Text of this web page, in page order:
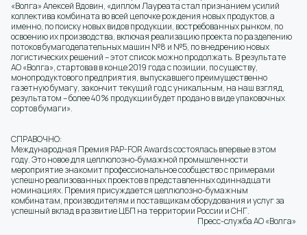
«Волга» Алексей Вдовин, «диплом Лауреата стал признанием усилий
коллектива комбината во всей цепочке рождения новых продуктов, а
именно, по поиску новых видов продукции, востребованных рынком, по
освоению их производства, включая реализацию проекта по разделению
потоков бумагоделательных машин №8 и №5, по внедрению новых
логистических решений – этот список можно продолжать. В результате
АО «Волга», стартовав в конце 2019 года с позиции, по существу,
монопродуктового предприятия, выпускавшего преимущественно
газетную бумагу, закончит текущий год с уникальным, на наш взгляд,
результатом – более 40% продукции будет продано в виде упаковочных
сортов бумаги».
СПРАВОЧНО:
Международная Премия PAP-FOR Awards состоялась впервые в этом
году. Это новое для целлюлозно-бумажной промышленности
мероприятие знакомит профессиональное сообщество с примерами
успешно реализованных проектов в представленных одиннадцати
номинациях. Премия присуждается целлюлозно-бумажным
комбинатам, производителям и поставщикам оборудования и услуг за
успешный вклад в развитие ЦБП на территории России и СНГ.
Пресс-служба АО «Волга»